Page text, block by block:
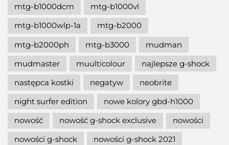
mtg-b1000dcm
mtg-b1000vl
mtg-b1000wlp-1a
mtg-b2000
mtg-b2000ph
mtg-b3000
mudman
mudmaster
muulticolour
najlepsze g-shock
następca kostki
negatyw
neobrite
night surfer edition
nowe kolory gbd-h1000
nowość
nowość g-shock exclusive
nowości
nowości g-shock
nowości g-shock 2021